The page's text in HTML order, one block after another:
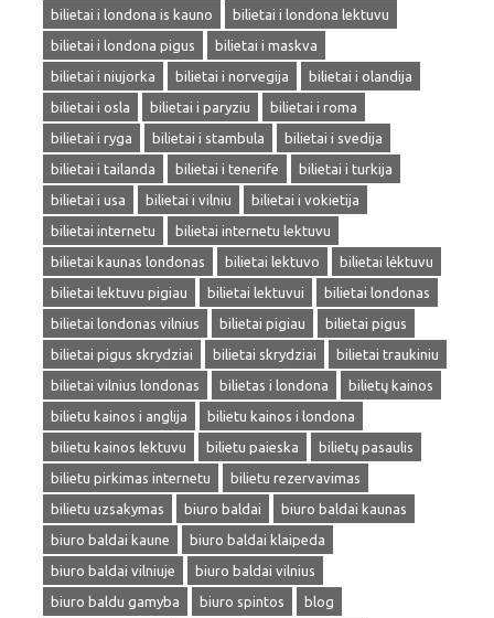
bilietai i londona is kauno
bilietai i londona lektuvu
bilietai i londona pigus
bilietai i maskva
bilietai i niujorka
bilietai i norvegija
bilietai i olandija
bilietai i osla
bilietai i paryziu
bilietai i roma
bilietai i ryga
bilietai i stambula
bilietai i svedija
bilietai i tailanda
bilietai i tenerife
bilietai i turkija
bilietai i usa
bilietai i vilniu
bilietai i vokietija
bilietai internetu
bilietai internetu lektuvu
bilietai kaunas londonas
bilietai lektuvo
bilietai lėktuvu
bilietai lektuvu pigiau
bilietai lektuvui
bilietai londonas
bilietai londonas vilnius
bilietai pigiau
bilietai pigus
bilietai pigus skrydziai
bilietai skrydziai
bilietai traukiniu
bilietai vilnius londonas
bilietas i londona
bilietų kainos
bilietu kainos i anglija
bilietu kainos i londona
bilietu kainos lektuvu
bilietu paieska
bilietų pasaulis
bilietu pirkimas internetu
bilietu rezervavimas
bilietu uzsakymas
biuro baldai
biuro baldai kaunas
biuro baldai kaune
biuro baldai klaipeda
biuro baldai vilniuje
biuro baldai vilnius
biuro baldu gamyba
biuro spintos
blog